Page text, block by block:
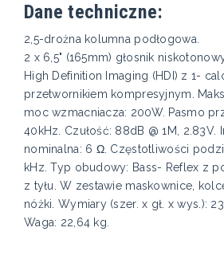
Dane techniczne:
2,5-drożna kolumna podłogowa.
2 x 6,5" (165mm) głosnik
High Definition Imaging (HDI) z 1-
przetwornikiem kompresyjnym.
moc wzmacniacza: 200W. Pasmo
40kHz. Czułość: 88dB @ 1M, 2.83V.
nominalna: 6 Ω. Częstotliwości
kHz. Typ obudowy: Bass- Reflex z
z tyłu. W zestawie maskownice,
nóżki. Wymiary (szer. x gł. x wys.):
Waga: 22,64 kg.